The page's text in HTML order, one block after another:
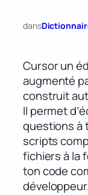
dans
Cursor un
augmenté
construit
Il permet
questions à
scripts
fichiers à la
ton code